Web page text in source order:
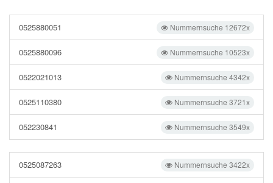
Nummernsuche 12672x
0525880051
Nummernsuche 10523x
0525880096
Nummernsuche 4342x
0522021013
Nummernsuche 3721x
0525110380
Nummernsuche 3549x
052230841
Nummernsuche 3422x
0525087263